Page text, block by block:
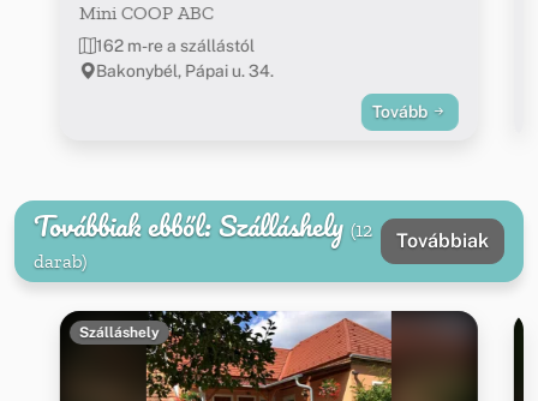
Mini COOP ABC
162 m-re a szállástól
Bakonybél, Pápai u. 34.
Tovább
Továbbiak ebből: Szálláshely (12
darab)
Továbbiak
Szálláshely